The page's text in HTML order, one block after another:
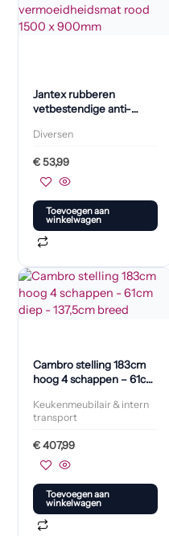
Jantex rubberen
vetbestendige anti-
1500 x 900mm
Diversen
€53,99
Toevoegen aan
winkelwagen
Cambro stelling 183cm
hoog 4 schappen – 61cm
Keukenmeubilair & intern
transport
€407,99
Toevoegen aan
winkelwagen